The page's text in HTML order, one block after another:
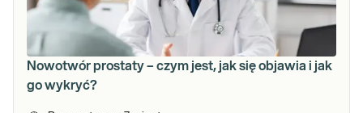
Nowotwór prostaty – czym jest, jak się objawia i jak
go wykryć?